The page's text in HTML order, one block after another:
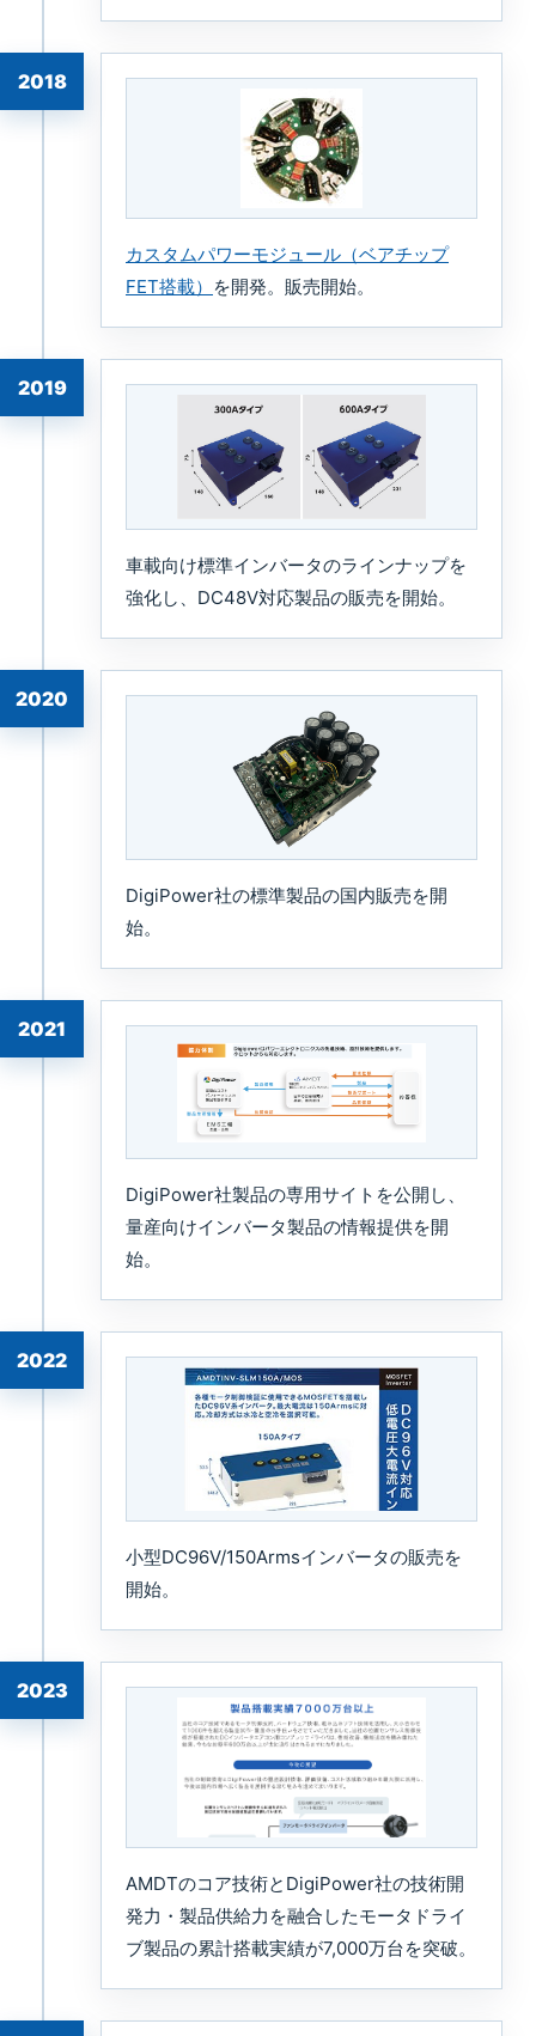
2018
カスタムパワーモジュール（ベアチップ
FET搭載） を開発。販売開始。
2019
車載向け標準インバータのラインナップを
強化し、DC48V対応製品の販売を開始。
2020
DigiPower社の標準製品の国内販売を開
始。
2021
DigiPower社製品の専用サイトを公開し、
量産向けインバータ製品の情報提供を開
始。
2022
小型DC96V/150Armsインバータの販売を
開始。
2023
AMDTのコア技術とDigiPower社の技術開
発力・製品供給力を融合したモータドライ
ブ製品の累計搭載実績が7,000万台を突破。